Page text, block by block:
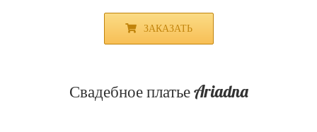
ЗАКАЗАТЬ
Свадебное платье Ariadna